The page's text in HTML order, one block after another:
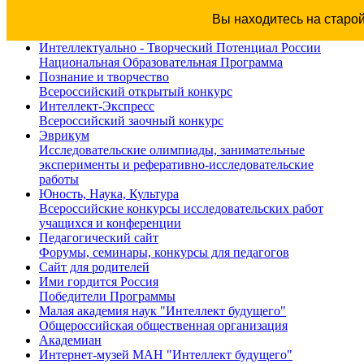
Вы находитесь на
Интеллектуально - Творческий Потенциал России
Национальная Образовательная Программа
Познание и творчество
Всероссийский открытый конкурс
Интеллект-Экспресс
Всероссийский заочный конкурс
Эврикум
Исследовательские олимпиады, занимательные
эксперименты и реферативно-исследовательские
работы
Юность, Наука, Культура
Всероссийские конкурсы исследовательских работ
учащихся и конференции
Педагогический сайт
Форумы, семинары, конкурсы для педагогов
Сайт для родителей
Ими гордится Россия
Победители Программы
Малая академия наук "Интеллект будущего"
Общероссийская общественная организация
Академиан
Интернет-музей МАН "Интеллект будущего"